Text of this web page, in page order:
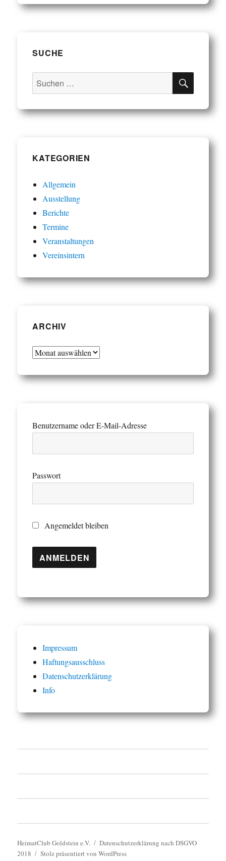
SUCHE
Suchen
nach:
KATEGORIEN
Allgemein
Ausstellung
Berichte
Termine
Veranstaltungen
Vereinsintern
ARCHIV
Archiv
Benutzername oder E-Mail-Adresse
Passwort
Angemeldet bleiben
Impressum
Haftungsausschluss
Datenschutzerklärung
Info
HeimatClub Goldstein e.V.
Datenschutzerklärung nach DSGVO
2018
Stolz präsentiert von WordPress